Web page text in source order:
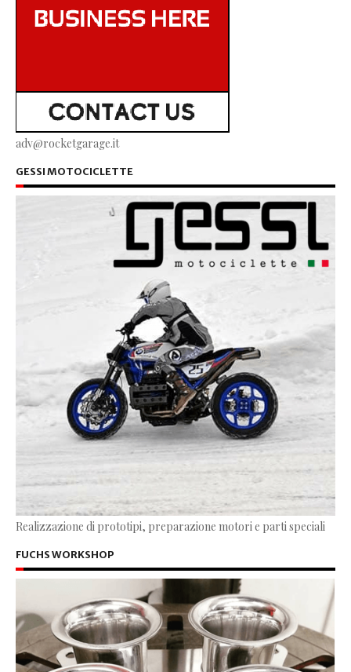
adv@rocketgarage.it
GESSI MOTOCICLETTE
Realizzazione di prototipi, preparazione motori e parti speciali
FUCHS WORKSHOP